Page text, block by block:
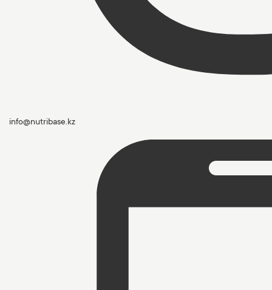
info@nutribase.kz